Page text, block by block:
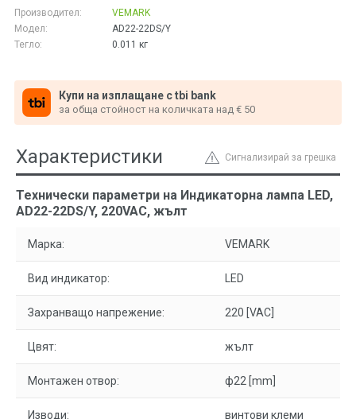
Производител:
VEMARK
Модел:
AD22-22DS/Y
Тегло:
0.011 кг
Купи на изплащане с tbi bank
за обща стойност на количката над € 50
Сигнализирай за грешка
Характеристики
Технически параметри на Индикаторна лампа LED,
AD22-22DS/Y, 220VAC, жълт
Марка: VEMARK
Вид индикатор: LED
Захранващо напрежение: 220 [VAC]
Цвят: жълт
Монтажен отвор: ф22 [mm]
Изводи: винтови клеми